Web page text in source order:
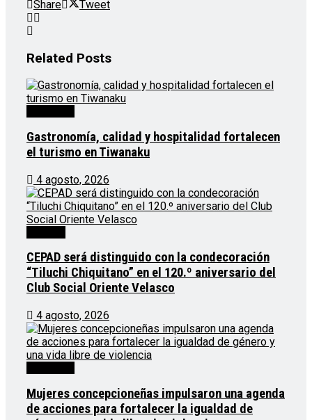
Share Tweet
Related Posts
Gastronomía, calidad y hospitalidad fortalecen
el turismo en Tiwanaku
4 agosto, 2026
CEPAD será distinguido con la condecoración
“Tiluchi Chiquitano” en el 120.º aniversario del
Club Social Oriente Velasco
4 agosto, 2026
Mujeres concepcioneñas impulsaron una agenda
de acciones para fortalecer la igualdad de